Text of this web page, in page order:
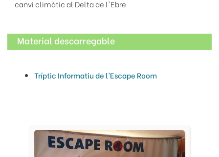
canvi climàtic al Delta de l'Ebre
Material descarregable
Tríptic Informatiu de l'Escape Room